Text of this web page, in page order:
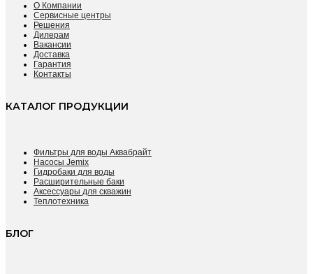
О Компании
Сервисные центры
Решения
Дилерам
Вакансии
Доставка
Гарантия
Контакты
КАТАЛОГ ПРОДУКЦИИ
Фильтры для воды Аквабрайт
Насосы Jemix
Гидробаки для воды
Расширительные баки
Аксессуары для скважин
Теплотехника
БЛОГ